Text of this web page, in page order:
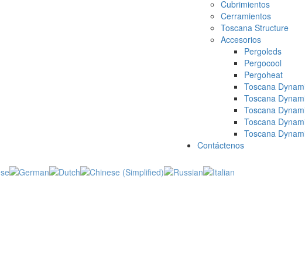
Cubrimientos
Cerramientos
Toscana Structure
Accesorios
Pergoleds
Pergocool
Pergoheat
Toscana
Toscana
Toscana
Toscana
Toscana
Contáctenos